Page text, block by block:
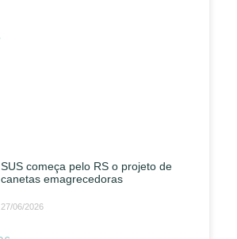
SUS começa pelo RS o projeto de
canetas emagrecedoras
27/06/2026